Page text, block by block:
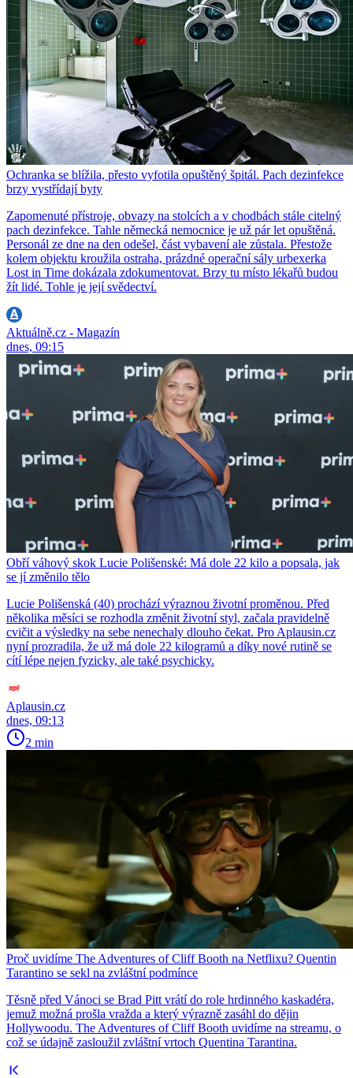
Ochranka se blížila, přesto vyfotila opuštěný špitál. Pach dezinfekce
brzy vystřídají byty
Zapomenuté přístroje, obvazy na stolcích a v chodbách stále citelný
pach dezinfekce. Tahle německá nemocnice je už pár let opuštěná.
Personál ze dne na den odešel, část vybavení ale zůstala. Přestože
kolem objektu kroužila ostraha, prázdné operační sály urbexerka
Lost in Time dokázala zdokumentovat. Brzy tu místo lékařů budou
žít lidé. Tohle je její svědectví.
Aktuálně.cz - Magazín
dnes, 09:15
Obří váhový skok Lucie Polišenské: Má dole 22 kilo a popsala, jak
se jí změnilo tělo
Lucie Polišenská (40) prochází výraznou životní proměnou. Před
několika měsíci se rozhodla změnit životní styl, začala pravidelně
cvičit a výsledky na sebe nenechaly dlouho čekat. Pro Aplausin.cz
nyní prozradila, že už má dole 22 kilogramů a díky nové rutině se
cítí lépe nejen fyzicky, ale také psychicky.
Aplausin.cz
dnes, 09:13
2 min
Proč uvidíme The Adventures of Cliff Booth na Netflixu? Quentin
Tarantino se sekl na zvláštní podmínce
Těsně před Vánoci se Brad Pitt vrátí do role hrdinného kaskadéra,
jemuž možná prošla vražda a který výrazně zasáhl do dějin
Hollywoodu. The Adventures of Cliff Booth uvidíme na streamu, o
což se údajně zasloužil zvláštní vrtoch Quentina Tarantina.